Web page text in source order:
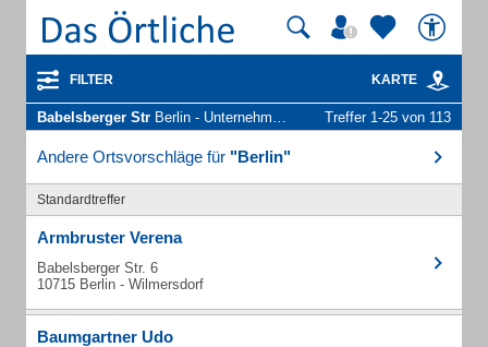
FILTER KARTE
Babelsberger Str Berlin - Unternehmen und Personen Treffer 1-25 von 113
Andere Ortsvorschläge für "Berlin"
Standardtreffer
Armbruster Verena
Babelsberger Str. 6
10715 Berlin - Wilmersdorf
Baumgartner Udo